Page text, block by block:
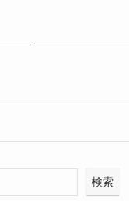
検索